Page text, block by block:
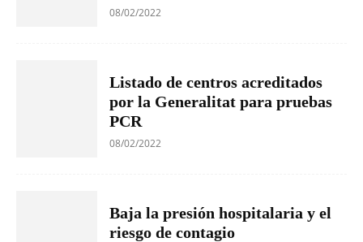
08/02/2022
Listado de centros acreditados
por la Generalitat para pruebas
PCR
08/02/2022
Baja la presión hospitalaria y el
riesgo de contagio